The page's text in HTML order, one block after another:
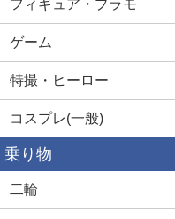
フィギュア・プラモ
ゲーム
特撮・ヒーロー
コスプレ(一般)
乗り物
二輪